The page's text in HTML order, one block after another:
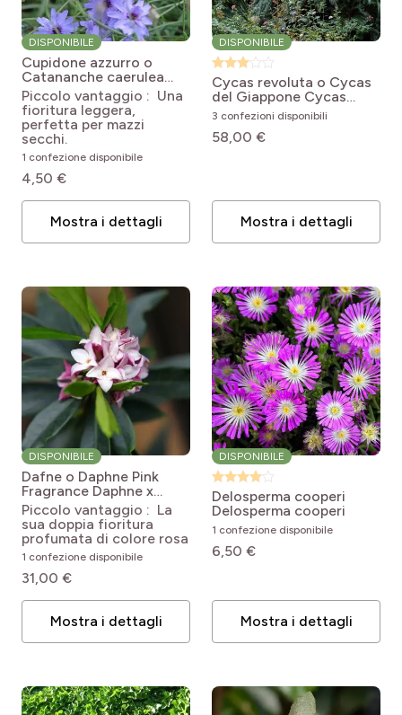
DISPONIBILE
Cupidone azzurro o
Catananche caerulea
Catananche caerulea
Piccolo vantaggio : Una
fioritura leggera,
perfetta per mazzi
secchi.
1 confezione disponibile
4,50 €
Mostra i dettagli
DISPONIBILE
Cycas revoluta o Cycas
del Giappone Cycas
revoluta
3 confezioni disponibili
58,00 €
Mostra i dettagli
DISPONIBILE
Dafne o Daphne Pink
Fragrance Daphne x
transatlantica Pink
Fragrance® 'Blapink'
Piccolo vantaggio : La
sua doppia fioritura
profumata di colore rosa
1 confezione disponibile
31,00 €
Mostra i dettagli
DISPONIBILE
Delosperma cooperi
Delosperma cooperi
1 confezione disponibile
6,50 €
Mostra i dettagli